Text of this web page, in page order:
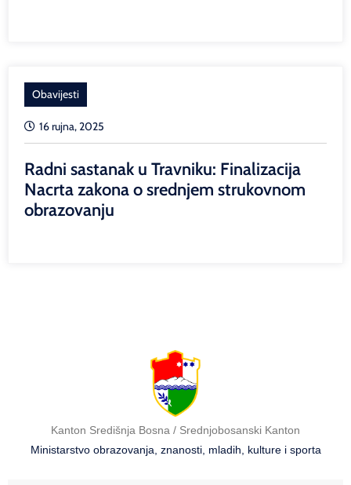
Obavijesti
16 rujna, 2025
Radni sastanak u Travniku: Finalizacija
Nacrta zakona o srednjem strukovnom
obrazovanju
Kanton Središnja Bosna / Srednjobosanski Kanton
Ministarstvo obrazovanja, znanosti, mladih, kulture i sporta